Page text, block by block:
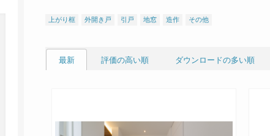
上がり框 外開き戸 引戸 地窓 造作 その他
最新 評価の高い順 ダウンロードの多い順